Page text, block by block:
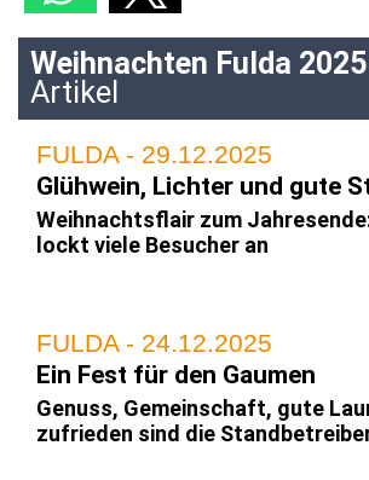
Weihnachten Fulda 2025
Artikel
FULDA - 29.12.2025
Glühwein, Lichter und gute
Weihnachtsflair zum
lockt viele Besucher an
FULDA - 24.12.2025
Ein Fest für den Gaumen
Genuss, Gemeinschaft, gute
zufrieden sind die